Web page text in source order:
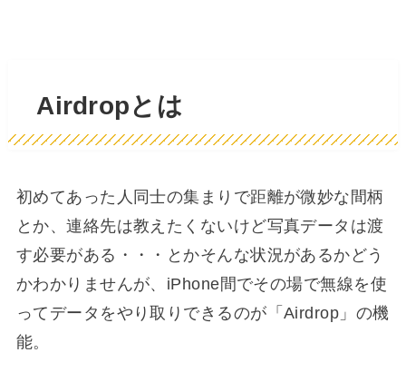
Airdropとは
初めてあった人同士の集まりで距離が微妙な間柄
とか、連絡先は教えたくないけど写真データは渡
す必要がある・・・とかそんな状況があるかどう
かわかりませんが、iPhone間でその場で無線を使
ってデータをやり取りできるのが「Airdrop」の機
能。